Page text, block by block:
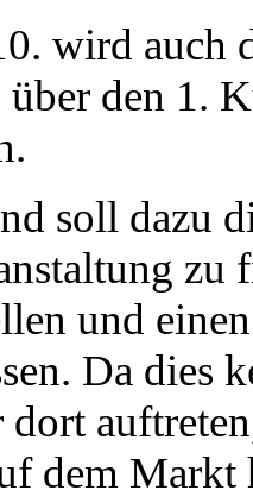
wird auch
über den 1.
soll dazu
zu
und
Da dies
dem Markt